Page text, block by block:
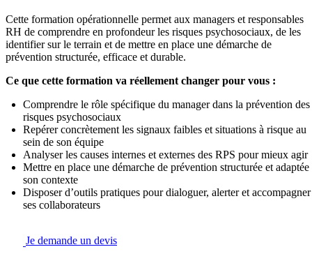
Cette formation opérationnelle permet aux managers et responsables
RH de comprendre en profondeur les risques psychosociaux, de les
identifier sur le terrain et de mettre en place une démarche de
prévention structurée, efficace et durable.
Ce que cette formation va réellement changer pour vous :
Comprendre le rôle spécifique du manager dans la prévention des
risques psychosociaux
Repérer concrètement les signaux faibles et situations à risque au
sein de son équipe
Analyser les causes internes et externes des RPS pour mieux agir
Mettre en place une démarche de prévention structurée et adaptée
son contexte
Disposer d’outils pratiques pour dialoguer, alerter et accompagner
ses collaborateurs
Je demande un devis